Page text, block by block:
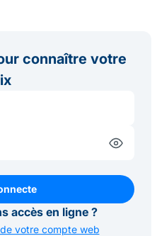
connaître votre
accès en ligne ?
votre compte web